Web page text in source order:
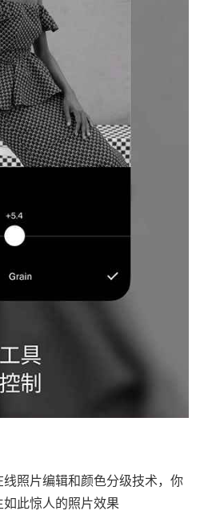
照片编辑和颜色分级技术，你
此惊人的照片效果